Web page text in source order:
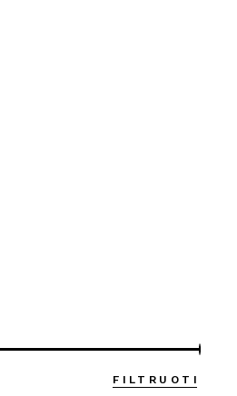
FILTRUOTI